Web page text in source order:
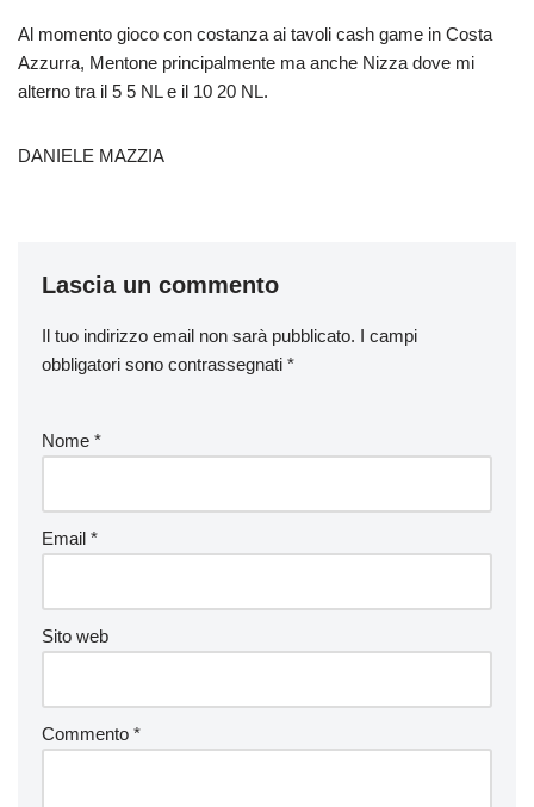
Al momento gioco con costanza ai tavoli cash game in Costa
Azzurra, Mentone principalmente ma anche Nizza dove mi
alterno tra il 5 5 NL e il 10 20 NL.
DANIELE MAZZIA
Lascia un commento
Il tuo indirizzo email non sarà pubblicato. I campi
obbligatori sono contrassegnati *
Nome *
Email *
Sito web
Commento *